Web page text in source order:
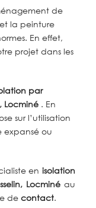
de
la peinture
En effet,
projet dans les
par
Locminé . En
sur l’utilisation
expansé ou
enisolation
Locminé au
de contact.